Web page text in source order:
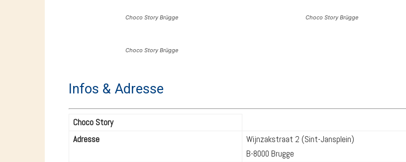
Choco Story Brügge Choco Story Brügge
Choco Story Brügge
Infos & Adresse
Choco Story
Adresse
Wijnzakstraat 2 (Sint-Jansplein)
B-8000 Brugge